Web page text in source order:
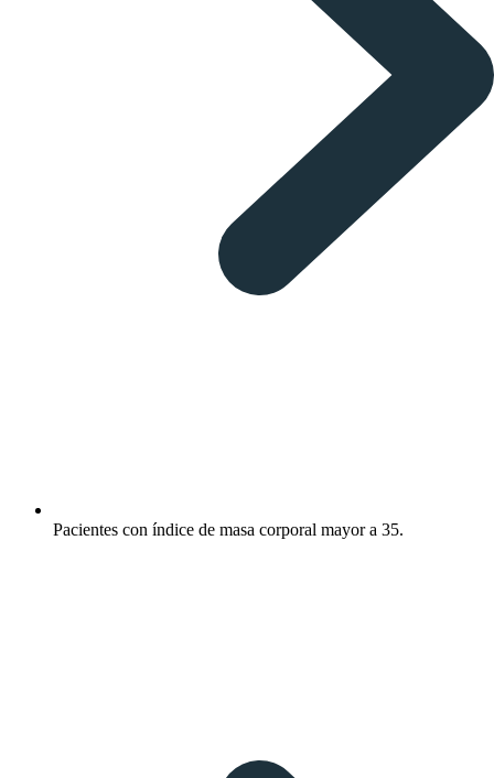
Pacientes con índice de masa corporal mayor a 35.